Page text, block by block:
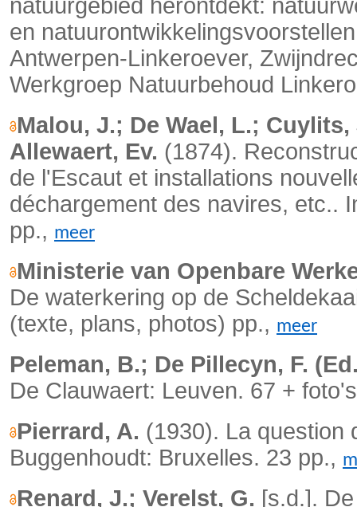
natuurgebied herontdekt:
en
Antwerpen-Linkeroever,
Werkgroep Natuurbehoud
Malou, J.; De Wael, L.;
Allewaert, Ev. (1874).
de l'Escaut et installations
déchargement des navires, etc..
pp., meer
Ministerie van Openbare
De waterkering op de
(texte, plans, photos) pp., meer
Peleman, B.; De Pillecyn, F.
De Clauwaert: Leuven. 67 +
Pierrard, A. (1930). La question
Buggenhoudt: Bruxelles. 23 pp.,
Renard, J.; Verelst, G. [s.d.].